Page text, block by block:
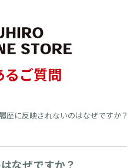
るご質問
歴に反映されないのはなぜですか？
なぜですか？